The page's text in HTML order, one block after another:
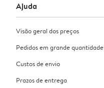
Ajuda
Visão geral dos preços
Pedidos em grande quantidade
Custos de envio
Prazos de entrega